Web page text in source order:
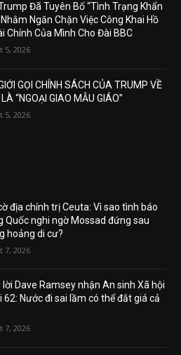
Đã Tuyên Bố “Tình Trạng Khẩn
Nhằm Ngăn Chặn Việc Công Khai Hồ
Chính Của Mình Cho Đài BBC
5, 2026
GỌI CHÍNH SÁCH CỦA TRUMP VỀ
LÀ “NGOẠI GIAO MẪU GIÁO”
5, 2026
địa chính trị Ceuta: Vì sao tình báo
Quốc nghi ngờ Mossad đứng sau
hoảng di cư?
7, 2026
lời Dave Ramsey nhận An sinh Xã hội
62: Nước đi sai lầm có thể đắt giá cả
7, 2026